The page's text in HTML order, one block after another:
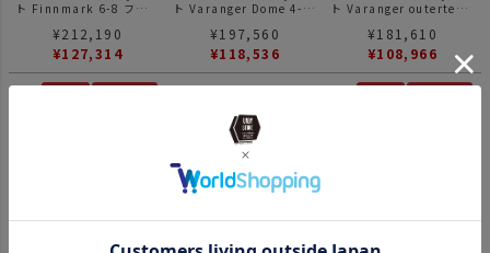
ト Finnmark 6-8 フィ
¥212,190
¥127,314
ト Varanger Dome 4-6
用 テント
¥197,560
¥118,536
ト Varanger outertent
ーテント ポール付き 8-
10人用 テント
¥181,610
¥108,966
HELSPORT ヘルスポー
HELSPORT ヘルスポー
HELSPORT ヘルスポー